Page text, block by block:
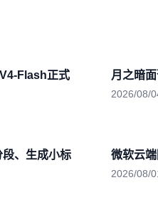
Flash正式
月之暗
2026/08/
、生成小标
微软云
2026/08/